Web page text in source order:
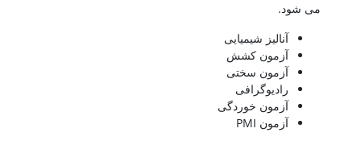
می شود.
آنالیز شیمیایی
آزمون کشش
آزمون سختی
رادیوگرافی
آزمون خوردگی
آزمون PMI